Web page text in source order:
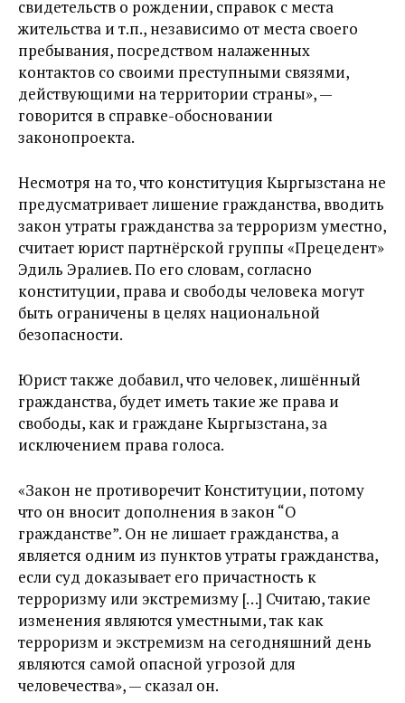
свидетельств о рождении, справок с места
жительства и т.п., независимо от места своего
пребывания, посредством налаженных
контактов со своими преступными связями,
действующими на территории страны», —
говорится в справке-обосновании
законопроекта.
Несмотря на то, что конституция Кыргызстана не
предусматривает лишение гражданства, вводить
закон утраты гражданства за терроризм уместно,
считает юрист партнёрской группы «Прецедент»
Эдиль Эралиев. По его словам, согласно
конституции, права и свободы человека могут
быть ограничены в целях национальной
безопасности.
Юрист также добавил, что человек, лишённый
гражданства, будет иметь такие же права и
свободы, как и граждане Кыргызстана, за
исключением права голоса.
«Закон не противоречит Конституции, потому
что он вносит дополнения в закон “О
гражданстве”. Он не лишает гражданства, а
является одним из пунктов утраты гражданства,
если суд доказывает его причастность к
терроризму или экстремизму […] Считаю, такие
изменения являются уместными, так как
терроризм и экстремизм на сегодняшний день
являются самой опасной угрозой для
человечества», — сказал он.